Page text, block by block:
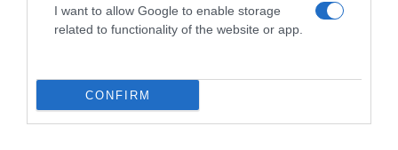
I want to allow Google to enable storage
related to functionality of the website or app.
CONFIRM